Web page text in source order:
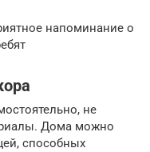
напоминание о
не
Дома можно
способных